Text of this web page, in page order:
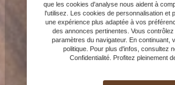
que les cookies d'analyse nous aident à
l'utilisez. Les cookies de personnalisation et
une expérience plus adaptée à vos
des annonces pertinentes. Vous
paramètres du navigateur. En continuant,
politique. Pour plus d'infos, consultez
Confidentialité. Profitez pleinement